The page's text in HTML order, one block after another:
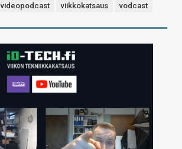
videopodcast viikkokatsaus vodcast